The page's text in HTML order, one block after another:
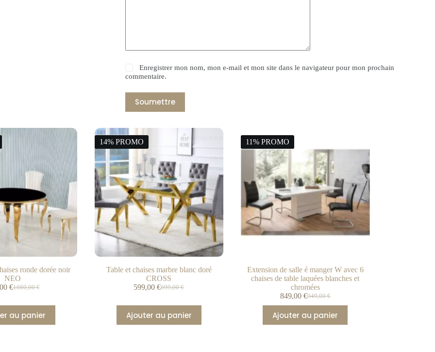
Enregistrer mon nom, mon e-mail et mon site dans le navigateur pour mon prochain
commentaire.
Soumettre
ronde dorée noir
NEO
1080,00€
€
au panier
14% PROMO
Table et chaises marbre blanc doré
CROSS
699,00€
599,00€
Ajouter au panier
11% PROMO
Extension de salle é manger W avec 6
chaises de table laquées blanches et
chromées
949,00€
849,00 €
Ajouter au panier